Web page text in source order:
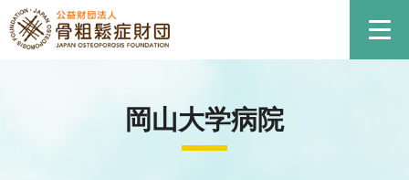
岡山大学病院